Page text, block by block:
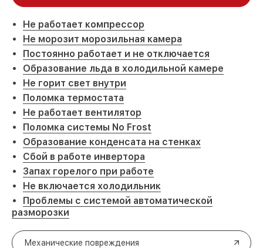
Не работает компрессор
Не морозит морозильная камера
Постоянно работает и не отключается
Образование льда в холодильной камере
Не горит свет внутри
Поломка термостата
Не работает вентилятор
Поломка системы No Frost
Образование конденсата на стенках
Сбой в работе инвертора
Запах горелого при работе
Не включается холодильник
Проблемы с системой автоматической
разморозки
Механические повреждения